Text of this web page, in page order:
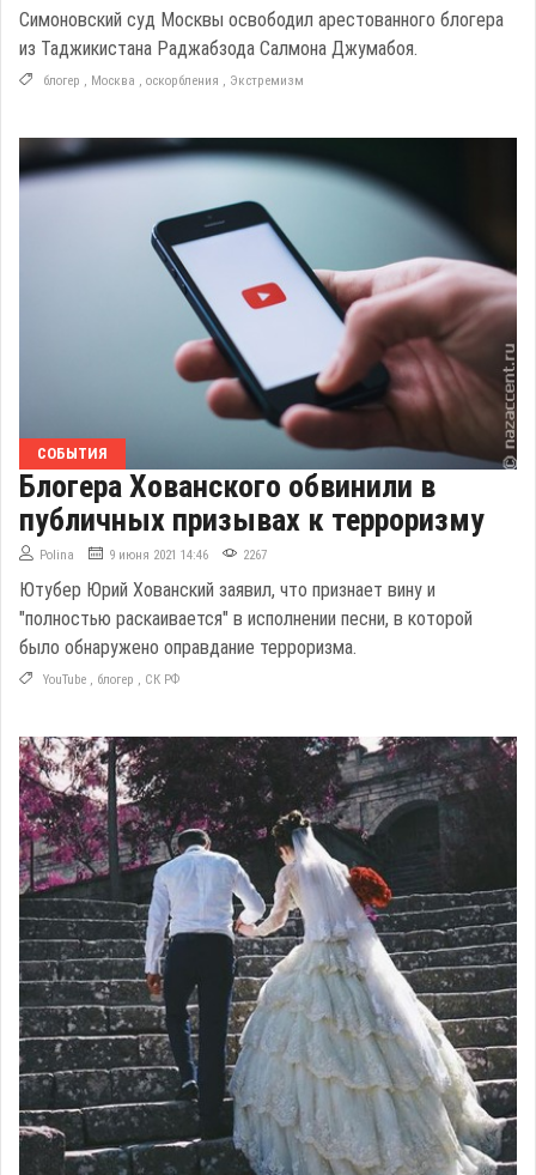
Симоновский суд Москвы освободил арестованного блогера
из Таджикистана Раджабзода Салмона Джумабоя.
блогер , Москва , оскорбления , Экстремизм
СОБЫТИЯ
Блогера Хованского обвинили в
публичных призывах к терроризму
Polina 9 июня 2021 14:46 2267
Ютубер Юрий Хованский заявил, что признает вину и
"полностью раскаивается" в исполнении песни, в которой
было обнаружено оправдание терроризма.
YouTube , блогер , СК РФ